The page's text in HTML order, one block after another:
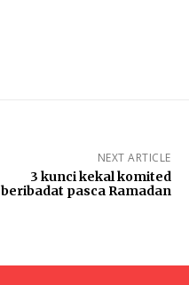
NEXT ARTICLE
3 kunci kekal komited
beribadat pasca Ramadan